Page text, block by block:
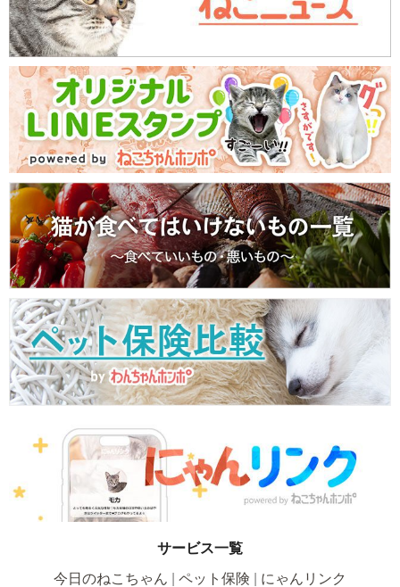
サービス一覧
今日のねこちゃん
ペット保険 にゃんリンク